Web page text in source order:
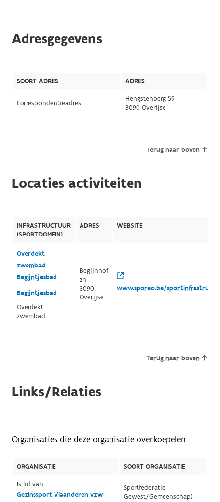
Adresgegevens
SOORT ADRES ADRES
Correspondentieadres
Hengstenberg 59
3090 Overijse
Terug naar boven
Locaties activiteiten
INFRASTRUCTUUR
(SPORTDOMEIN)
ADRES WEBSITE
Overdekt
zwembad
Begijntjesbad
Begijntjesbad
Overdekt
zwembad
Begijnhof
zn
3090
Overijse
www.sporeo.be/
Terug naar boven
Links/Relaties
Organisaties die deze organisatie overkoepelen :
ORGANISATIE
SOORT ORGANISATIE
Is lid van
Gezinssport Vlaanderen vzw
Sportfederatie
Gewest/Gemeenschap)